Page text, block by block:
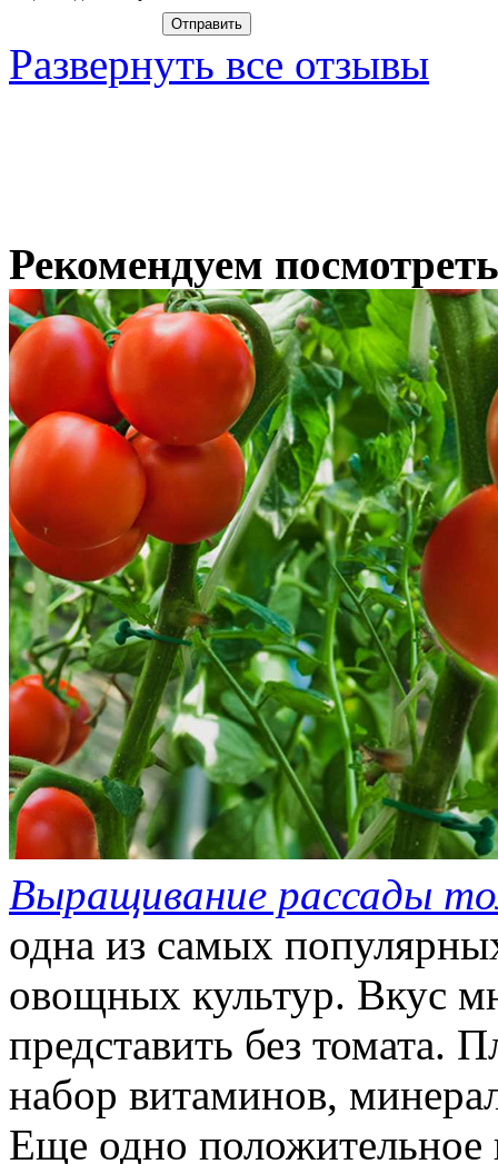
Развернуть все отзывы
Рекомендуем посмотреть
Выращивание рассады
одна из самых
овощных культур. Вкус
представить без томата.
набор витаминов,
Еще одно положительное